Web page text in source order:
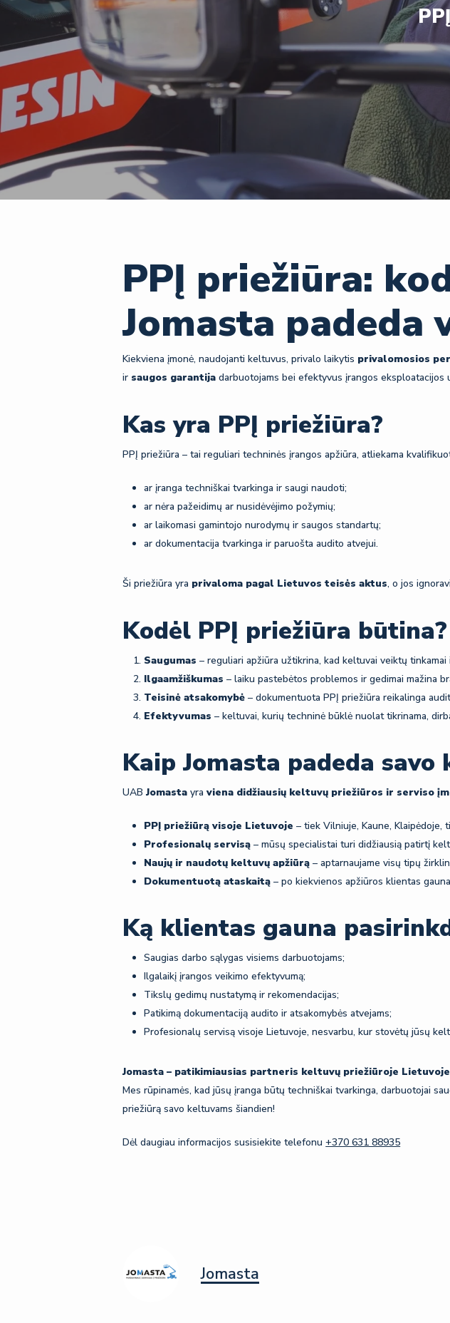
PPĮ priežiūra:
Jomasta padeda
Kiekviena įmonė, naudojanti keltuvus, privalo laikytis privalomosios
ir saugos garantija darbuotojams bei efektyvus įrangos eksploatacijos
Kas yra PPĮ priežiūra?
PPĮ priežiūra – tai reguliari techninės įrangos apžiūra, atliekama
ar įranga techniškai tvarkinga ir saugi naudoti;
ar nėra pažeidimų ar nusidėvėjimo požymių;
ar laikomasi gamintojo nurodymų ir saugos standartų;
ar dokumentacija tvarkinga ir paruošta audito atvejui.
Ši priežiūra yra privaloma pagal Lietuvos teisės aktus, o jos
Kodėl PPĮ priežiūra būtina?
Saugumas – reguliari apžiūra užtikrina, kad keltuvai veiktų tinkamai
Ilgaamžiškumas – laiku pastebėtos problemos ir gedimai mažina
Teisinė atsakomybė – dokumentuota PPĮ priežiūra reikalinga
Efektyvumas – keltuvai, kurių techninė būklė nuolat tikrinama,
Kaip Jomasta padeda savo
UABJomasta yraviena didžiausių keltuvų priežiūros ir serviso
PPĮ priežiūrą visoje Lietuvoje – tiek Vilniuje, Kaune, Klaipėdoje,
Profesionalų servisą – mūsų specialistai turi didžiausią patirtį
Naujų ir naudotų keltuvų apžiūrą – aptarnaujame visų tipų
Dokumentuotą ataskaitą – po kiekvienos apžiūros klientas
Ką klientas gauna
Saugias darbo sąlygas visiems darbuotojams;
Ilgalaikį įrangos veikimo efektyvumą;
Tikslų gedimų nustatymą ir rekomendacijas;
Patikimą dokumentaciją audito ir atsakomybės atvejams;
Profesionalų servisą visoje Lietuvoje, nesvarbu, kur stovėtų jūsų
Jomasta – patikimiausias partneris keltuvų priežiūroje Lietuvoje
Mes rūpinamės, kad jūsų įranga būtų techniškai tvarkinga, darbuotojai
priežiūrą savo keltuvams šiandien!
Dėl daugiau informacijos susisiekite telefonu+370 631 88935
Jomasta